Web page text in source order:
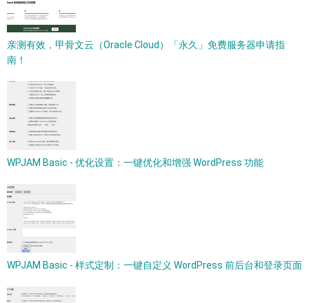
亲测有效，甲骨文云（Oracle Cloud）「永久」免费服务器申请指
南！
WPJAM Basic - 优化设置：一键优化和增强 WordPress 功能
WPJAM Basic - 样式定制：一键自定义 WordPress 前后台和登录页面